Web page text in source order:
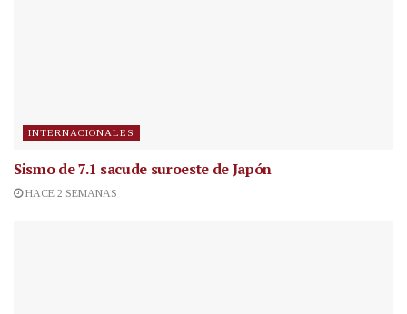
INTERNACIONALES
Sismo de 7.1 sacude suroeste de Japón
HACE 2 SEMANAS